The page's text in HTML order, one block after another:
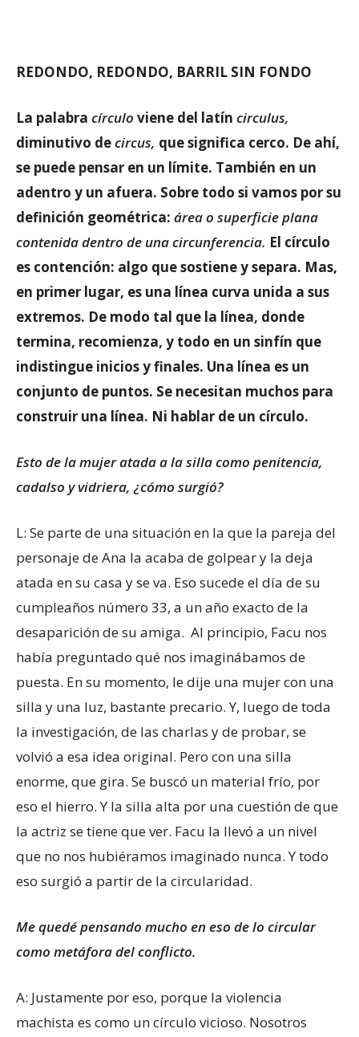
REDONDO, REDONDO, BARRIL SIN FONDO
La palabra círculo viene del latín circulus,
diminutivo decircus, que significa cerco. De ahí,
se puede pensar en un límite. También en un
adentro y un afuera. Sobre todo si vamos por su
definición geométrica: área o superficie plana
contenida dentro de una circunferencia. El círculo
es contención: algo que sostiene y separa. Mas,
en primer lugar, es una línea curva unida a sus
extremos. De modo tal que la línea, donde
termina, recomienza, y todo en un sinfín que
indistingue inicios y finales. Una línea es un
conjunto de puntos. Se necesitan muchos para
construir una línea. Ni hablar de un círculo.
Esto de la mujer atada a la silla como penitencia,
cadalso y vidriera, ¿cómo surgió?
L: Se parte de una situación en la que la pareja del
personaje de Ana la acaba de golpear y la deja
atada en su casa y se va. Eso sucede el día de su
cumpleaños número 33, a un año exacto de la
desaparición de su amiga. Al principio, Facu nos
había preguntado qué nos imaginábamos de
puesta. En su momento, le dije una mujer con una
silla y una luz, bastante precario. Y, luego de toda
la investigación, de las charlas y de probar, se
volvió a esa idea original. Pero con una silla
enorme, que gira. Se buscó un material frío, por
eso el hierro. Y la silla alta por una cuestión de que
la actriz se tiene que ver. Facu la llevó a un nivel
que no nos hubiéramos imaginado nunca. Y todo
eso surgió a partir de la circularidad.
Me quedé pensando mucho en eso de lo circular
como metáfora del conflicto.
A: Justamente por eso, porque la violencia
machista es como un círculo vicioso. Nosotros